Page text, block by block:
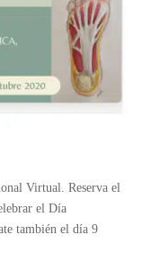
Virtual. Reserva el
el Día
también el día 9